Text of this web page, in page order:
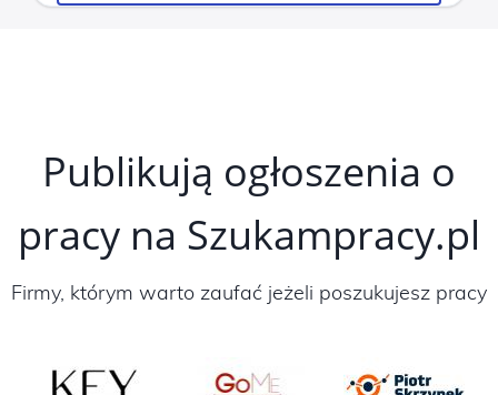
Publikują ogłoszenia o
pracy na Szukampracy.pl
Firmy, którym warto zaufać jeżeli poszukujesz pracy